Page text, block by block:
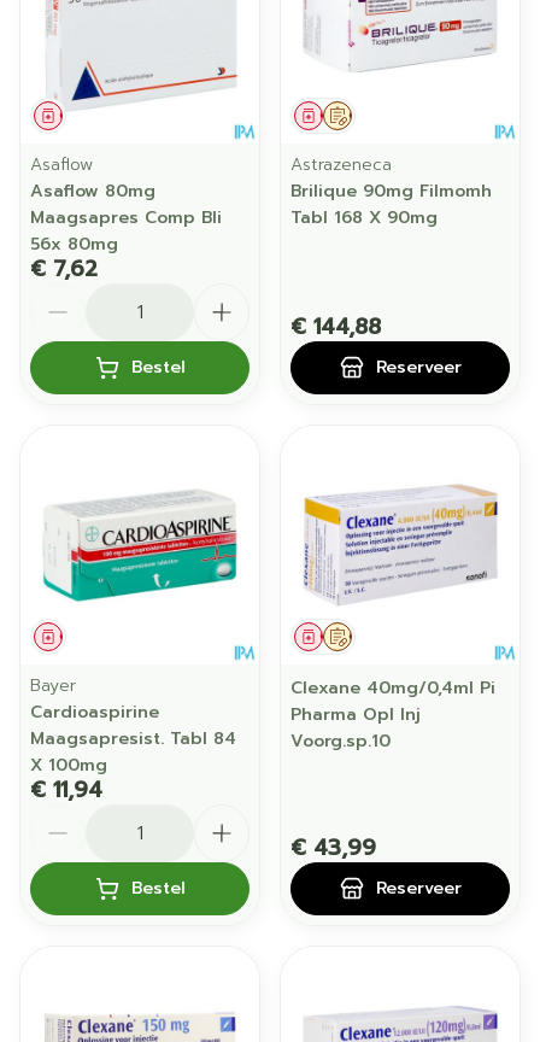
Geneesmiddel
Asaflow
Asaflow 80mg
Maagsapres Comp Bli
56x 80mg
€ 7,62
Bestel
Op voorschrift
Geneesmiddel
Astrazeneca
Brilique 90mg Filmomh
Tabl 168 X 90mg
€ 144,88
Reserveer
Geneesmiddel
Bayer
Cardioaspirine
Maagsapresist. Tabl 84
X 100mg
€ 11,94
Bestel
Op voorschrift
Geneesmiddel
Clexane 40mg/0,4ml Pi
Pharma Opl Inj
Voorg.sp.10
€ 43,99
Reserveer